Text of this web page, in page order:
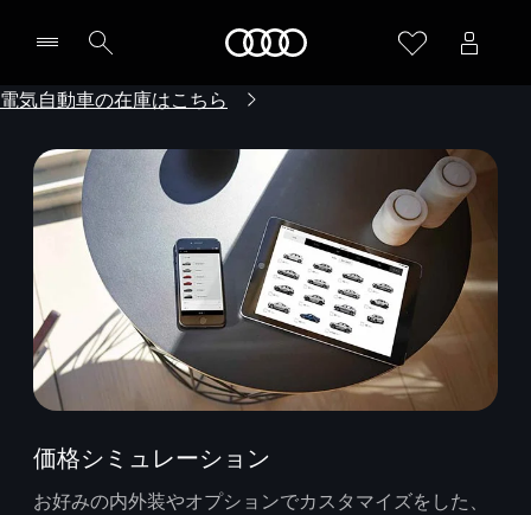
電気自動車の在庫はこちら
価格シミュレーション
お好みの内外装やオプションでカスタマイズをした、